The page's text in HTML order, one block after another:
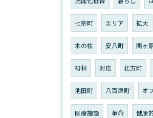
七宗町 エリア 拡大
木の柱 安八町 関ヶ
初秋 対応 北方町
池田町 八百津町 オ
医療施設 革命 健康